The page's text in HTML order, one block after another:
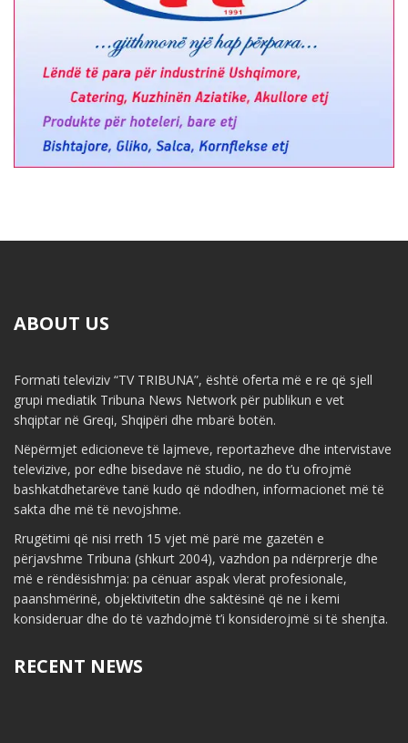
ABOUT US
Formati televiziv “TV TRIBUNA”, është oferta më e re që sjell
grupi mediatik Tribuna News Network për publikun e vet
shqiptar në Greqi, Shqipëri dhe mbarë botën.
Nëpërmjet edicioneve të lajmeve, reportazheve dhe intervistave
televizive, por edhe bisedave në studio, ne do t’u ofrojmë
bashkatdhetarëve tanë kudo që ndodhen, informacionet më të
sakta dhe më të nevojshme.
Rrugëtimi që nisi rreth 15 vjet më parë me gazetën e
përjavshme Tribuna (shkurt 2004), vazhdon pa ndërprerje dhe
më e rëndësishmja: pa cënuar aspak vlerat profesionale,
paanshmërinë, objektivitetin dhe saktësinë që ne i kemi
konsideruar dhe do të vazhdojmë t’i konsiderojmë si të shenjta.
RECENT NEWS